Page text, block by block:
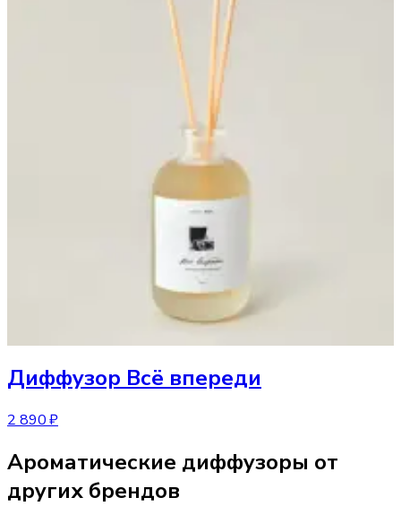
Диффузор Всё впереди
2 890 ₽
Ароматические диффузоры от
других брендов